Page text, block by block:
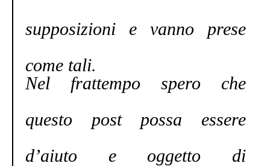
supposizioni e vanno prese
come tali.
Nel frattempo spero che
questo post possa essere
d’aiuto e oggetto di